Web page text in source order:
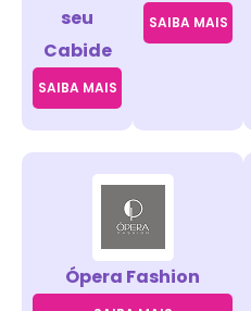
seu
Cabide
SAIBA MAIS
SAIBA MAIS
Ópera Fashion